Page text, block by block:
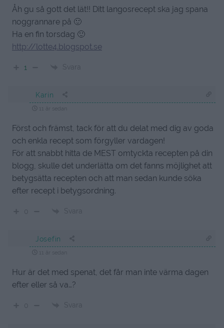
Åh gu så gott det lät!! Ditt langosrecept ska jag spana
noggrannare på 🙂
Ha en fin torsdag 🙂
http://lotte4.blogspot.se
1 Svara
Karin
11 år sedan
Först och främst, tack för att du delat med dig av goda
och enkla recept som förgyller vardagen!
För att snabbt hitta de MEST omtyckta recepten på din
blogg, skulle det underlätta om det fanns möjlighet att
betygsätta recepten och att man sedan kunde söka
efter recept i betygsordning.
Svara
Josefin
11 år sedan
Hur är det med spenat, det får man inte värma dagen
efter eller så va…?
Svara